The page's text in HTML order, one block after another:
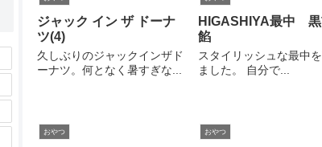
ジャック イン ザ ドーナ
ツ(4)
久しぶりのジャックインザド
ーナツ。何となく暑すぎな...
HIGASHIYA最中 黒
餡
スタイリッシュな最中
ました。 自分で...
おやつ おやつ